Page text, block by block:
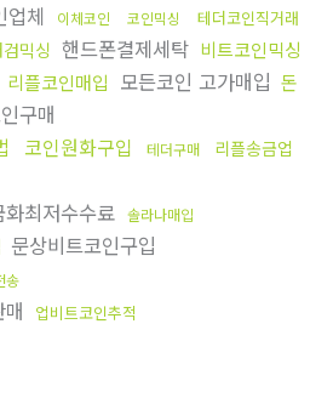
업체 이체코인 코인믹싱 테더코인직거래
검믹싱 핸드폰결제세탁 비트코인믹싱
리플코인매입 모든코인 고가매입 돈
구매
코인원화구입 테더구매
리플송금업
최저수수료 솔라나매입
문상비트코인구입
송
업비트코인추적